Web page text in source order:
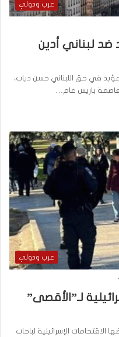
عرب ودولي
لبناني أدين
في حق اللبناني حسن دياب،
باريس عام…
عرب ودولي
لـ”الأقصى”
الإسرائيلية لباحات